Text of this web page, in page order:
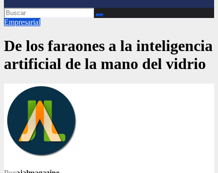
Empresarial
De los faraones a la inteligencia
artificial de la mano del vidrio